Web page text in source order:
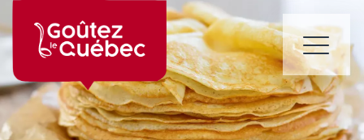
Skip
to
content